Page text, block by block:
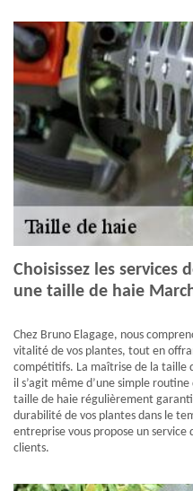
Choisissez les
une taille de haie
Chez Bruno Elagage, nous
vitalité de vos plantes, tout en
compétitifs. La maîtrise de la taille
il s’agit même d’une simple
taille de haie régulièrement
durabilité de vos plantes dans le
entreprise vous propose un
clients.